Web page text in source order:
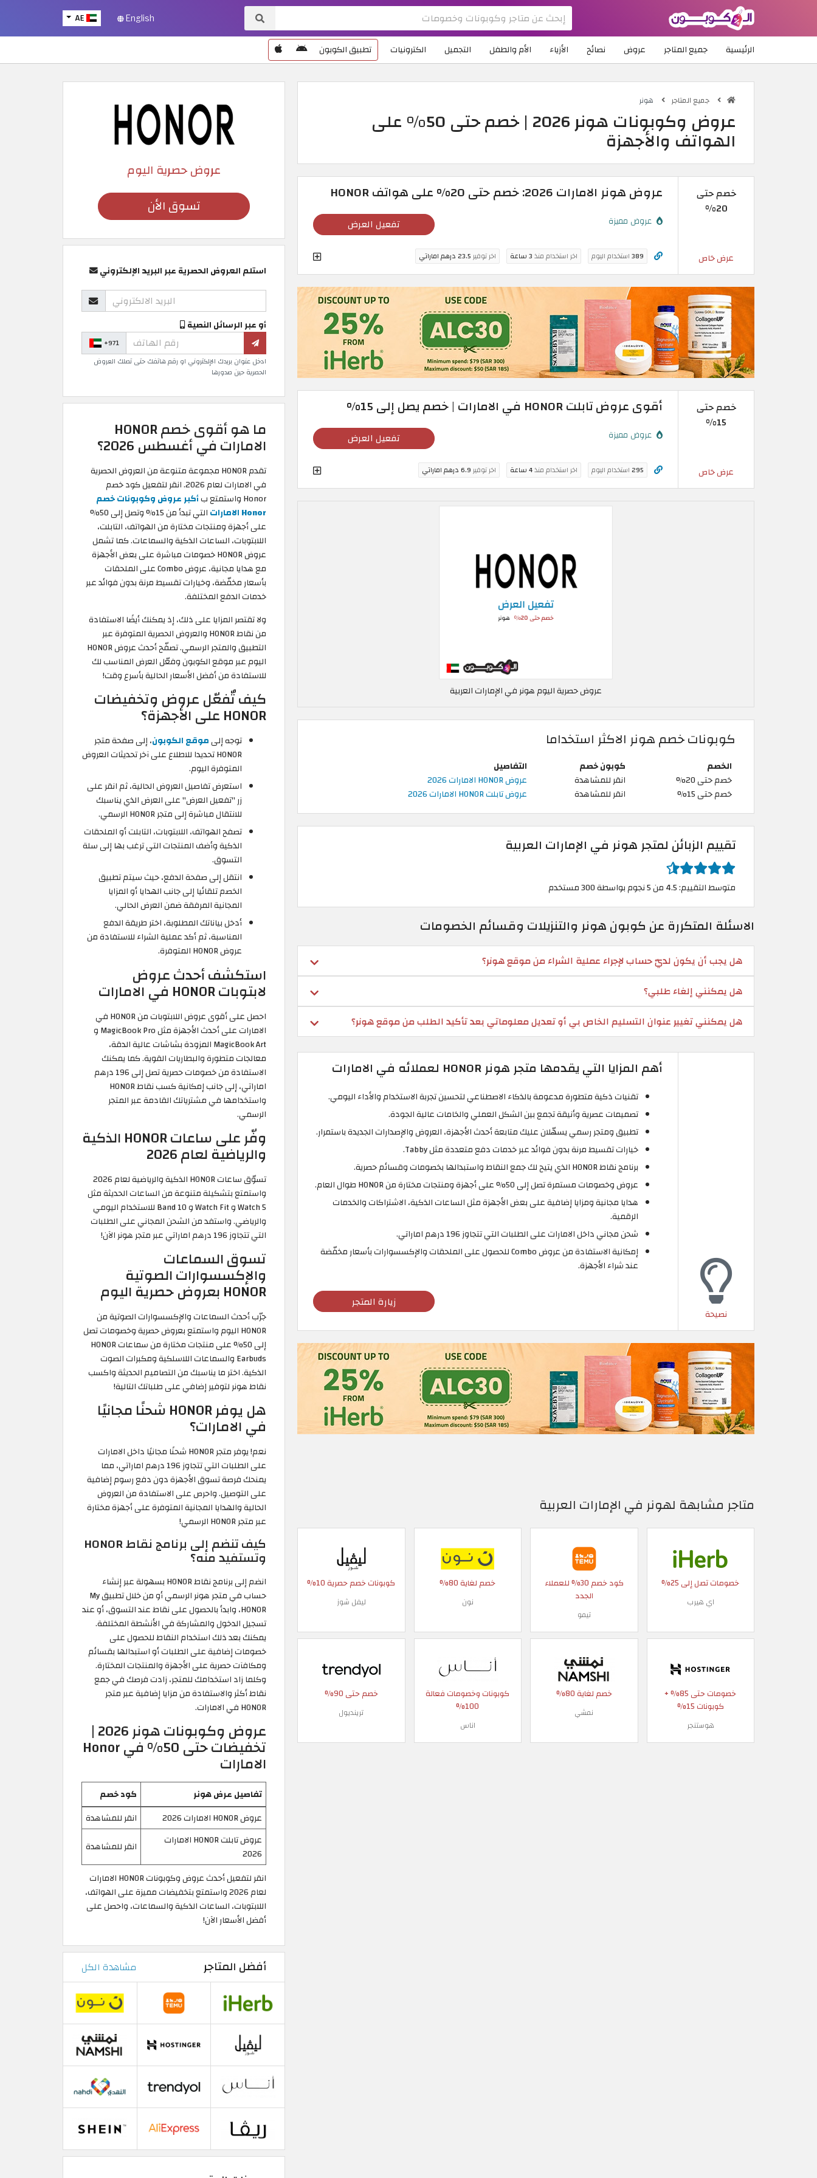
AE English
الرئيسية جميع المتاجر عروض نصائح الأزياء الأم والطفل التجميل الكترونيات تطبيق الكوبون
جميع المتاجر هونر
عروض وكوبونات هونر 2026 | خصم حتى 50% على
الهواتف والأجهزة
خصم حتى
20%
عرض خاص
عروض هونر الامارات 2026: خصم حتى 20% على هواتف HONOR
عروض مميزة تفعيل العرض
389استخدام اليوم اخر استخدام منذ3 ساعة اخر توفير23.5 درهم اماراتي
خصم حتى
15%
عرض خاص
أقوى عروض تابلت HONOR في الامارات | خصم يصل إلى 15%
عروض مميزة تفعيل العرض
295استخدام اليوم اخر استخدام منذ4 ساعة اخر توفير6.9 درهم اماراتي
عروض حصرية اليوم هونر في الإمارات العربية
كوبونات خصم هونر الاكثر استخداما
الخصم كوبون خصم
التفاصيل
خصم حتى 20%
انقر للمشاهدة
عروض HONOR الامارات 2026
خصم حتى 15%
انقر للمشاهدة عروض تابلت HONOR الامارات 2026
تقييم الزبائن لمتجر هونر في الإمارات العربية
متوسط التقييم: 4.5 من 5 نجوم بواسطة 300 مستخدم
الاسئلة المتكررة عن كوبون هونر والتنزيلات وقسائم الخصومات
هل يجب أن يكون لديّ حساب لإجراء عملية الشراء من موقع هونر؟
هل يمكنني إلغاء طلبي؟
هل يمكنني تغيير عنوان التسليم الخاص بي أو تعديل معلوماتي بعد تأكيد الطلب من موقع هونر؟
نصيحة
أهم المزايا التي يقدمها متجر هونر HONOR لعملائه في الامارات
تقنيات ذكية متطورة مدعومة بالذكاء الاصطناعي لتحسين تجربة الاستخدام والأداء اليومي.
تصميمات عصرية وأنيقة تجمع بين الشكل العملي والخامات عالية الجودة.
تطبيق ومتجر رسمي يسهّلان عليك متابعة أحدث الأجهزة، العروض والإصدارات الجديدة باستمرار.
خيارات تقسيط مرنة بدون فوائد عبر خدمات دفع متعددة مثل Tabby.
برنامج نقاط HONOR الذي يتيح لك جمع النقاط واستبدالها بخصومات وقسائم حصرية.
عروض وخصومات مستمرة تصل إلى 50% على أجهزة ومنتجات مختارة من HONOR طوال العام.
هدايا مجانية ومزايا إضافية على بعض الأجهزة مثل الساعات الذكية، الاشتراكات والخدمات
الرقمية.
شحن مجاني داخل الامارات على الطلبات التي تتجاوز 196 درهم اماراتي.
إمكانية الاستفادة من عروض Combo للحصول على الملحقات والإكسسوارات بأسعار مخفّضة
عند شراء الأجهزة.
زيارة المتجر
متاجر مشابهة لهونر في الإمارات العربية
خصومات تصل إلى 25%
اي هيرب
كود خصم 30% للعملاء
الجدد
تيمو
خصم لغاية 80%
نون
كوبونات خصم حصرية 10%
ليفل شوز
خصومات حتى 85% +
كوبونات 15%
هوستنجر
خصم لغاية 80%
نمشي
كوبونات وخصومات فعالة
100%
اناس
خصم حتى 90%
ترينديول
عروض حصرية اليوم
تسوق الأن
استلم العروض الحصرية عبر البريد الإلكتروني
أو عبر الرسائل النصية
+971
ادخل عنوان بريدك الإلكتروني او رقم هاتفك حتى تصلك العروض
الحصرية حين صدورها
ما هو أقوى خصم HONOR
الامارات في أغسطس 2026؟
تقدم HONOR مجموعة متنوعة من العروض الحصرية
في الامارات لعام 2026. انقر لتفعيل كود خصم
Honor واستمتع ب
أكبر عروض وكوبونات خصم
Honor الامارات
التي تبدأ من 15% وتصل إلى 50%
على أجهزة ومنتجات مختارة من الهواتف، التابلت،
اللابتوبات، الساعات الذكية والسماعات. كما تشمل
عروض HONOR خصومات مباشرة على بعض الأجهزة
مع هدايا مجانية، عروض Combo على الملحقات
بأسعار مخفّضة، وخيارات تقسيط مرنة بدون فوائد عبر
خدمات الدفع المختلفة.
ولا تقتصر المزايا على ذلك، إذ يمكنك أيضًا الاستفادة
من نقاط HONOR والعروض الحصرية المتوفرة عبر
التطبيق والمتجر الرسمي. تصفّح أحدث عروض HONOR
اليوم عبر موقع الكوبون وفعّل العرض المناسب لك
للاستفادة من أفضل الأسعار الحالية بأسرع وقت!
كيف تٌفعّل عروض وتخفيضات
HONOR على الأجهزة؟
توجه إلىموقع الكوبون، إلى صفحة متجر
HONOR تحديدا للاطلاع على آخر تحديثات العروض
المتوفرة اليوم.
استعرض تفاصيل العروض الحالية، ثم انقر على
زر "تفعيل العرض" على العرض الذي يناسبك
للانتقال مباشرة إلى متجر HONOR الرسمي.
تصفح الهواتف، اللابتوبات، التابلت أو الملحقات
الذكية وأضف المنتجات التي ترغب بها إلى سلة
التسوق.
انتقل إلى صفحة الدفع، حيث سيتم تطبيق
الخصم تلقائيا إلى جانب الهدايا أو المزايا
المجانية المرفقة ضمن العرض الحالي.
أدخل بياناتك المطلوبة، اختر طريقة الدفع
المناسبة، ثم أكد عملية الشراء للاستفادة من
عروض HONOR المتوفرة.
استكشف أحدث عروض
لابتوبات HONOR في الامارات
احصل على أقوى عروض اللابتوبات من HONOR في
الامارات على أحدث الأجهزة مثل MagicBook Pro و
MagicBook Art المزودة بشاشات عالية الدقة،
معالجات متطورة والبطاريات القوية. كما يمكنك
الاستفادة من خصومات حصرية تصل إلى 196 درهم
اماراتي، إلى جانب إمكانية كسب نقاط HONOR
واستخدامها في مشترياتك القادمة عبر المتجر
الرسمي.
وفّر على ساعات HONOR الذكية
والرياضية لعام 2026
تسوّق ساعات HONOR الذكية والرياضية لعام 2026
واستمتع بتشكيلة متنوعة من الساعات الحديثة مثل
Watch 5 و Watch Fit و Band 10 للاستخدام اليومي
والرياضي. واستفد من الشحن المجاني على الطلبات
التي تتجاوز 196 درهم اماراتي عبر متجر هونر الآن!
تسوق السماعات
والإكسسوارات الصوتية
HONOR بعروض حصرية اليوم
جرّب أحدث السماعات والإكسسوارات الصوتية من
HONOR اليوم واستمتع بعروض حصرية وخصومات تصل
إلى 50% على منتجات مختارة من سماعات HONOR
Earbuds والسماعات اللاسلكية ومكبرات الصوت
الذكية. اختر ما يناسبك من التصاميم الحديثة واكسب
نقاط هونر لتوفير إضافي على طلباتك التالية!
هل يوفر HONOR شحنًا مجانيًا
في الامارات؟
نعم! يوفر متجر HONOR شحنًا مجانيًا داخل الامارات
على الطلبات التي تتجاوز 196 درهم اماراتي، مما
يمنحك فرصة تسوق الأجهزة دون دفع رسوم إضافية
على التوصيل. واحرص على الاستفادة من العروض
الحالية والهدايا المجانية المتوفرة على أجهزة مختارة
عبر متجر HONOR الرسمي!
كيف تنضم إلى برنامج نقاط HONOR
وتستفيد منه؟
انضم إلى برنامج نقاط HONOR بسهولة عبر إنشاء
حساب في متجر هونر الرسمي أو من خلال تطبيق My
HONOR، وابدأ بالحصول على نقاط عند التسوق، أو عند
تسجيل الدخول والمشاركة في الأنشطة المختلفة.
يمكنك بعد ذلك استخدام النقاط للحصول على
خصومات إضافية على الطلبات أو استبدالها بقسائم
ومكافآت حصرية على الأجهزة والمنتجات المختارة.
وكلما زاد استخدامك للمتجر، زادت فرصك في جمع
نقاط أكثر والاستفادة من مزايا إضافية عبر متجر
HONOR في الامارات.
عروض وكوبونات هونر 2026 |
تخفيضات حتى 50% في Honor
الامارات
تفاصيل عرض هونر
كود خصم
عروض HONOR الامارات 2026
انقر للمشاهدة
عروض تابلت HONOR الامارات
2026
انقر للمشاهدة
انقر لتفعيل أحدث عروض وكوبونات HONOR الامارات
لعام 2026 واستمتع بتخفيضات مميزة على الهواتف،
اللابتوبات، الساعات الذكية والسماعات، واحصل على
أفضل الأسعار الآن!
أفضل المتاجر مشاهدة الكل